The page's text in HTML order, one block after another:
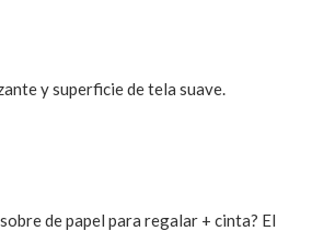
y superficie de tela suave.
de papel para regalar + cinta? El